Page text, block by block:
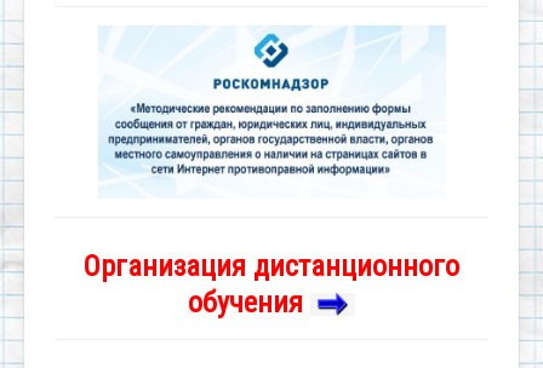
Организация дистанционного
обучения